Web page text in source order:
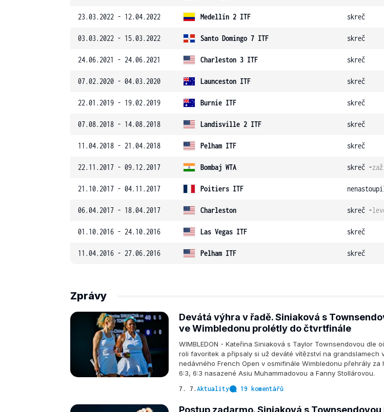
23.03.2022 - 12.04.2022 Medellín 2 ITF skreč
03.03.2022 - 15.03.2022 Santo Domingo 7 ITF skreč
24.06.2021 - 24.06.2021 Charleston 3 ITF skreč
07.02.2020 - 04.03.2020 Launceston ITF skreč
22.01.2019 - 19.02.2019 Burnie ITF skreč
07.08.2018 - 14.08.2018 Landisville 2 ITF skreč
11.04.2018 - 21.04.2018 Pelham ITF skreč
22.11.2017 - 09.12.2017 Bombaj WTA skreč -
21.10.2017 - 04.11.2017 Poitiers ITF
06.04.2017 - 18.04.2017 Charleston skreč -
01.10.2016 - 24.10.2016 Las Vegas ITF skreč
11.04.2016 - 27.06.2016 Pelham ITF skreč
Zprávy
Devátá výhra v řadě. Siniaková s
ve Wimbledonu prolétly do čtvrtfinále
WIMBLEDON - Kateřina Siniaková s Taylor Townsendovou dle
roli favoritek a připsaly si už deváté vítězství na grandslamech
nedávného French Open v osmifinále Wimbledonu přehrály za
6:3, 6:3 nasazené Asiu Muhammadovou a Fanny Stollárovou.
7. 7. Aktuality 19 komentářů
Postup zadarmo. Siniaková s Townsendovou